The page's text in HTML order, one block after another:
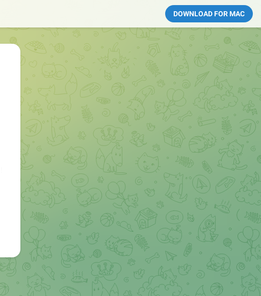
DOWNLOAD FOR MAC